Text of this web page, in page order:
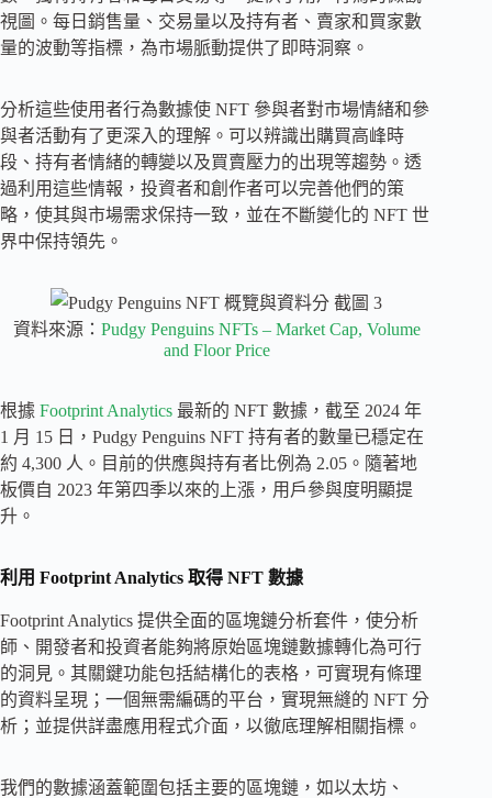
視圖。每日銷售量、交易量以及持有者、賣家和買家數
量的波動等指標，為市場脈動提供了即時洞察。
分析這些使用者行為數據使 NFT 參與者對市場情緒和參
與者活動有了更深入的理解。可以辨識出購買高峰時
段、持有者情緒的轉變以及買賣壓力的出現等趨勢。透
過利用這些情報，投資者和創作者可以完善他們的策
略，使其與市場需求保持一致，並在不斷變化的 NFT 世
界中保持領先。
資料來源： Pudgy Penguins NFTs – Market Cap, Volume
and Floor Price
根據 Footprint Analytics 最新的 NFT 數據，截至 2024 年
1 月 15 日，Pudgy Penguins NFT 持有者的數量已穩定在
約 4,300 人。目前的供應與持有者比例為 2.05。隨著地
板價自 2023 年第四季以來的上漲，用戶參與度明顯提
升。
利用 Footprint Analytics 取得 NFT 數據
Footprint Analytics 提供全面的區塊鏈分析套件，使分析
師、開發者和投資者能夠將原始區塊鏈數據轉化為可行
的洞見。其關鍵功能包括結構化的表格，可實現有條理
的資料呈現；一個無需編碼的平台，實現無縫的 NFT 分
析；並提供詳盡應用程式介面，以徹底理解相關指標。
我們的數據涵蓋範圍包括主要的區塊鏈，如以太坊、